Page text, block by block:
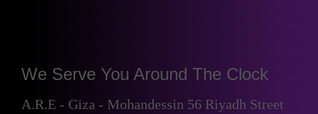
We Serve You Around The Clock
A.R.E - Giza - Mohandessin 56 Riyadh Street